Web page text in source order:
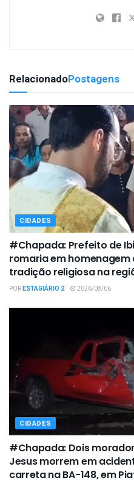
RelacionadoPostagens
CIDADES
#Chapada: Prefeito de
romaria em homenagem
tradição religiosa na
PORESTAGIÁRIO 2 2026/08/06
CIDADES
#Chapada: Dois
Jesus morrem em
carreta na BA-148, em